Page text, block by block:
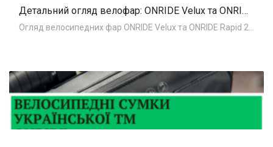
Детальний огляд велофар: ONRIDE Velux та ONRIDE Rapid 10